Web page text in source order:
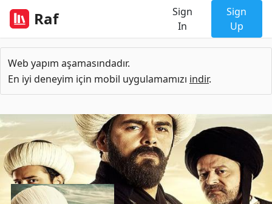
Raf
Sign
In
Sign
Up
Web yapım aşamasındadır.
En iyi deneyim için mobil uygulamamızı indir.